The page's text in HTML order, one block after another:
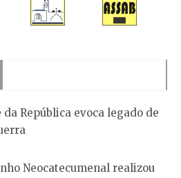
República evoca legado de
Neocatecumenal realizou